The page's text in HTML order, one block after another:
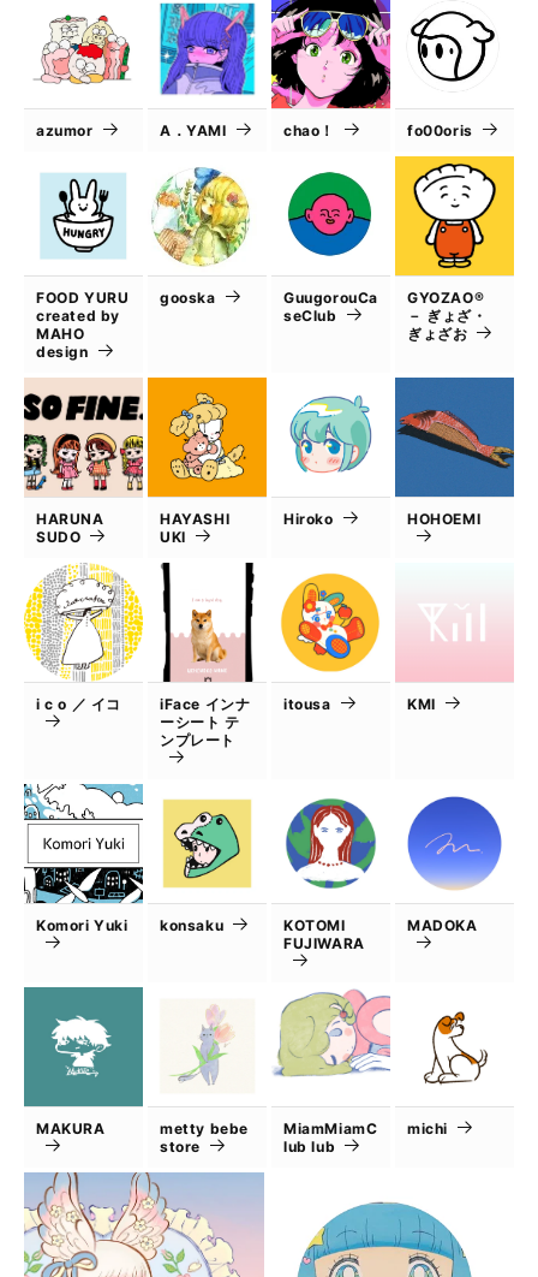
azumor A．YAMI chao！ fo00oris
FOOD YURU
created by
MAHO
design
gooska
GuugorouCa
seClub
GYOZAO®
－ ぎょざ・
ぎょざお
HARUNA
SUDO
HAYASHI
UKI
Hiroko HOHOEMI
i c o ／ イコ
iFace インナ
ーシート テ
ンプレート
itousa KMI
Komori Yuki konsaku
KOTOMI
FUJIWARA
MADOKA
MAKURA
metty bebe
store
MiamMiamC
lub lub
michi